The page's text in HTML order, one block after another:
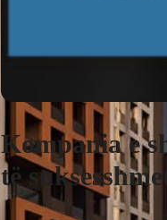
Kompania e
të